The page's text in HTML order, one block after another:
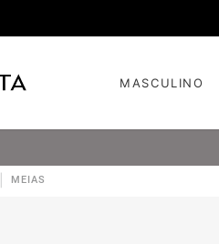
MASCULINO
MEIAS